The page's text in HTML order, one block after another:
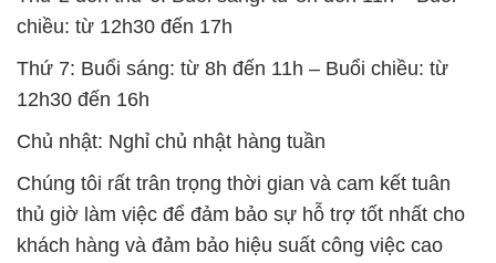
chiều: từ 12h30 đến 17h
Thứ 7: Buổi sáng: từ 8h đến 11h – Buổi chiều: từ
12h30 đến 16h
Chủ nhật: Nghỉ chủ nhật hàng tuần
Chúng tôi rất trân trọng thời gian và cam kết tuân
thủ giờ làm việc để đảm bảo sự hỗ trợ tốt nhất cho
khách hàng và đảm bảo hiệu suất công việc cao